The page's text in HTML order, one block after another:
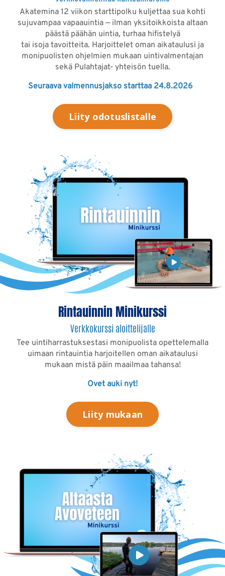
Akatemina 12 viikon starttipolku kuljettaa sua kohti
sujuvampaa vapaauintia — ilman yksitoikkoista altaan
päästä päähän uintia, turhaa hifistelyä
tai isoja tavoitteita. Harjoittelet oman aikataulusi ja
monipuolisten ohjelmien mukaan uintivalmentajan
sekä Pulahtajat- yhteisön tuella.
Seuraava valmennusjakso starttaa 24.8.2026
Liity odotuslistalle
Rintauinnin Minikurssi
Verkkokurssi aloittelijalle
Tee uintiharrastuksestasi monipuolista opettelemalla
uimaan rintauintia harjoitellen oman aikataulusi
mukaan mistä päin maailmaa tahansa!
Ovet auki nyt!
Liity mukaan